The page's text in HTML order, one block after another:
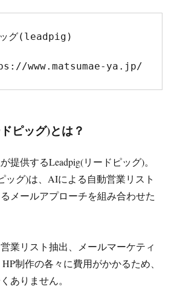
www.matsumae-ya.jp/
ピッグ)とは？
提供するLeadpig(リードピッグ)。
ッグ)は、AIによる自動営業リスト
メールアプローチを組み合わせた
業リスト抽出、メールマーケティ
制作の各々に費用がかかるため、
ありません。